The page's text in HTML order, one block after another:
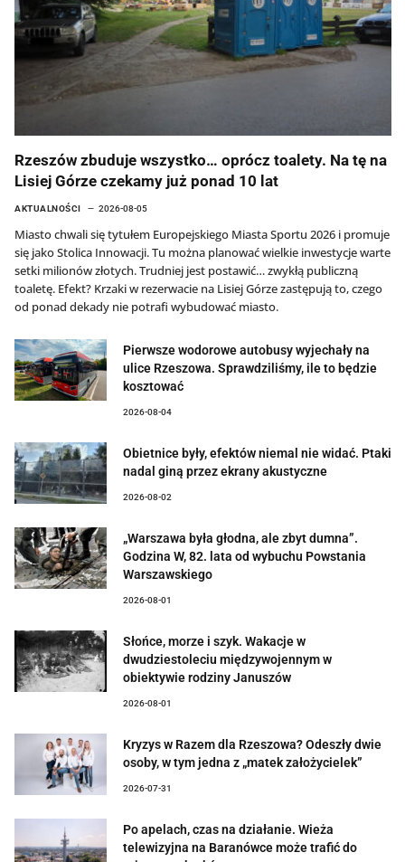
Rzeszów zbuduje wszystko… oprócz toalety. Na tę na
Lisiej Górze czekamy już ponad 10 lat
AKTUALNOŚCI 2026-08-05
Miasto chwali się tytułem Europejskiego Miasta Sportu 2026 i promuje
się jako Stolica Innowacji. Tu można planować wielkie inwestycje warte
setki milionów złotych. Trudniej jest postawić… zwykłą publiczną
toaletę. Efekt? Krzaki w rezerwacie na Lisiej Górze zastępują to, czego
od ponad dekady nie potrafi wybudować miasto.
Pierwsze wodorowe autobusy wyjechały na
ulice Rzeszowa. Sprawdziliśmy, ile to będzie
kosztować
2026-08-04
Obietnice były, efektów niemal nie widać. Ptaki
nadal giną przez ekrany akustyczne
2026-08-02
„Warszawa była głodna, ale zbyt dumna”.
Godzina W, 82. lata od wybuchu Powstania
Warszawskiego
2026-08-01
Słońce, morze i szyk. Wakacje w
dwudziestoleciu międzywojennym w
obiektywie rodziny Januszów
2026-08-01
Kryzys w Razem dla Rzeszowa? Odeszły dwie
osoby, w tym jedna z „matek założycielek”
2026-07-31
Po apelach, czas na działanie. Wieża
telewizyjna na Baranówce może trafić do